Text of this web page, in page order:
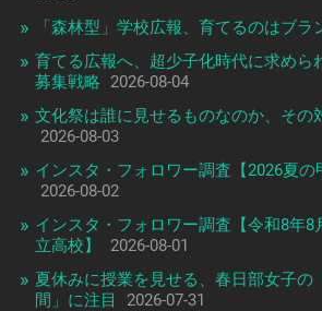
「森林型」学校広報、育てるのはブラ
育てる広報へ、超少子化時代に求めら
募集戦略
2026-08-04
文化祭は誰に見せるものなのか、その
2026-08-03
インスタ・フォロワー調査【2026夏の
2026-08-02
インスタ・フォロワー調査【令和8年
立高校】
2026-08-01
夏休みに授業を見せる、春日部女子の
間」に注目
2026-07-31